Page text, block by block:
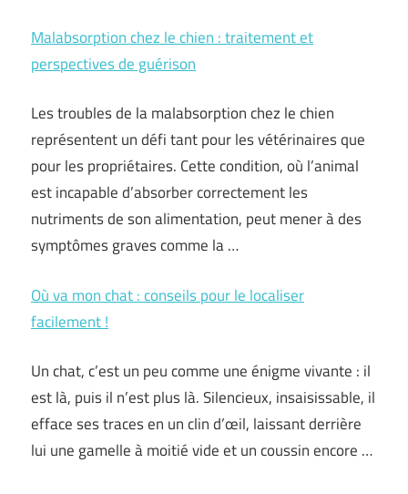
Malabsorption chez le chien : traitement et
perspectives de guérison
Les troubles de la malabsorption chez le chien
représentent un défi tant pour les vétérinaires que
pour les propriétaires. Cette condition, où l’animal
est incapable d’absorber correctement les
nutriments de son alimentation, peut mener à des
symptômes graves comme la …
Où va mon chat : conseils pour le localiser
facilement !
Un chat, c’est un peu comme une énigme vivante : il
est là, puis il n’est plus là. Silencieux, insaisissable, il
efface ses traces en un clin d’œil, laissant derrière
lui une gamelle à moitié vide et un coussin encore …